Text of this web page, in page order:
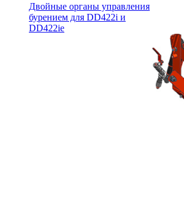
Двойные органы управления
бурением для DD422i и
DD422ie